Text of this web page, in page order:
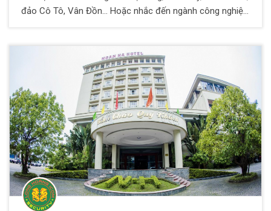
đảo Cô Tô, Vân Đồn… Hoặc nhắc đến ngành công nghiệp
nhanh. Bên cạnh đó các công ty bảo vệ chuyên nghiệp
Quảng Ninh cũng có sự phát triển mạnh mẽ.